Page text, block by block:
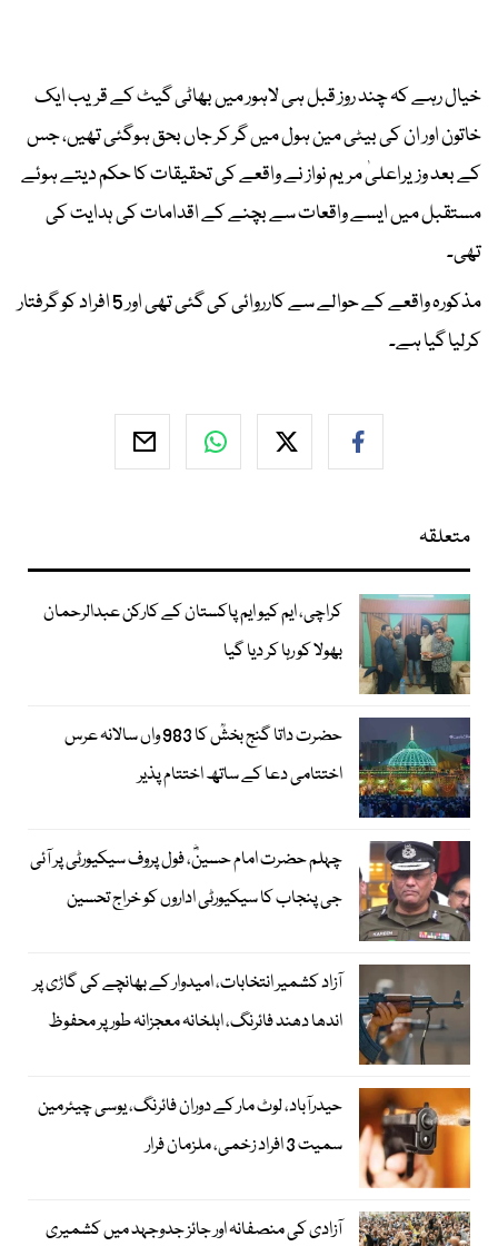
خیال رہے کہ چند روز قبل ہی لاہور میں بھاٹی گیٹ کے قریب ایک
خاتون اور ان کی بیٹی مین ہول میں گر کر جاں بحق ہوگئی تھیں، جس
کے بعد وزیراعلیٰ مریم نواز نے واقعے کی تحقیقات کا حکم دیتے ہوئے
مستقبل میں ایسے واقعات سے بچنے کے اقدامات کی ہدایت کی
تھی۔
مذکورہ واقعے کے حوالے سے کارروائی کی گئی تھی اور 5 افراد کو گرفتار
کرلیا گیا ہے۔
متعلقہ
کراچی، ایم کیو ایم پاکستان کے کارکن عبدالرحمان
بھولا کو رہا کر دیا گیا
حضرت داتا گنج بخشؒ کا 983 واں سالانہ عرس
اختتامی دعا کے ساتھ اختتام پذیر
چہلم حضرت امام حسینؓ، فول پروف سیکیورٹی پر آئی
جی پنجاب کا سیکیورٹی اداروں کو خراج تحسین
آزاد کشمیر انتخابات، امیدوار کے بھانچے کی گاڑی پر
اندھا دھند فائرنگ، اہلخانہ معجزانہ طور پر محفوظ
حیدرآباد، لوٹ مار کے دوران فائرنگ، یوسی چیئرمین
سمیت 3 افراد زخمی، ملزمان فرار
آزادی کی منصفانہ اور جائز جدوجہد میں کشمیری